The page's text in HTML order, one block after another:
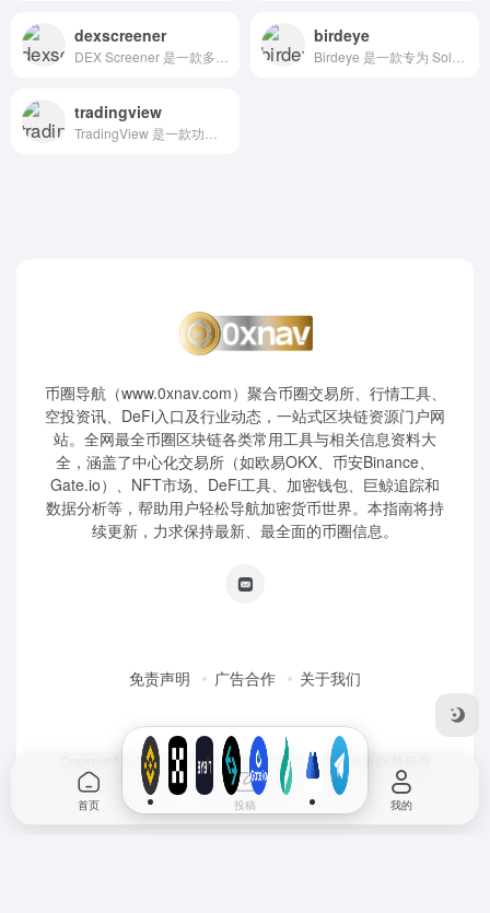
dexscreener birdeye
tradingview
币圈导航（www.0xnav.com）聚合币圈交易所、行情工具、
空投资讯、DeFi入口及行业动态，一站式区块链资源门户网
站。全网最全币圈区块链各类常用工具与相关信息资料大
全，涵盖了中心化交易所（如欧易OKX、币安Binance、
Gate.io）、NFT市场、DeFi工具、加密钱包、巨鲸追踪和
数据分析等，帮助用户轻松导航加密货币世界。本指南将持
续更新，力求保持最新、最全面的币圈信息。
免责声明 广告合作 关于我们
Copyright © 2026
币圈导航|虚拟货币|加密货币|交易所|区块链导
航|WEB3导航
首页 投稿 我的